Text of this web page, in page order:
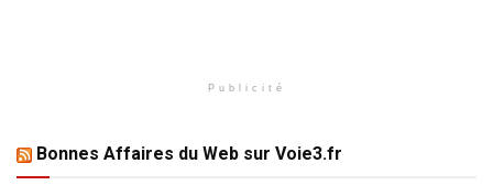
Publicité
Bonnes Affaires du Web sur Voie3.fr